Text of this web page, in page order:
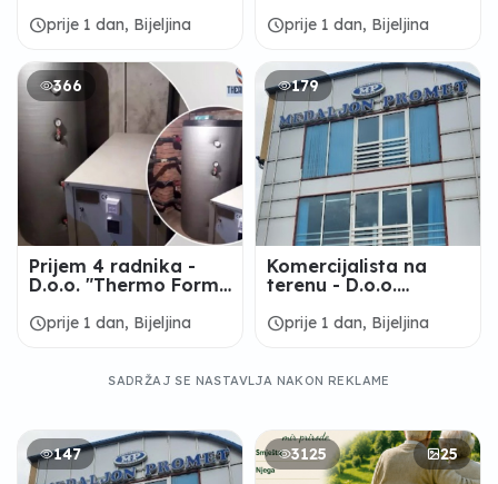
scheduleprije 1 dan, Bijeljina
Bijeljina
scheduleprije 1 dan, Bijeljina
366
Prijem 4 radnika -
D.o.o. "Thermo Form"
scheduleprije 1 dan, Bijeljina
179
Komercijalista na
terenu - D.o.o.
Bijeljina
scheduleprije 1 dan, Bijeljina
SADRŽAJ SE NASTAVLJA NAKON REKLAME
147 3125 25